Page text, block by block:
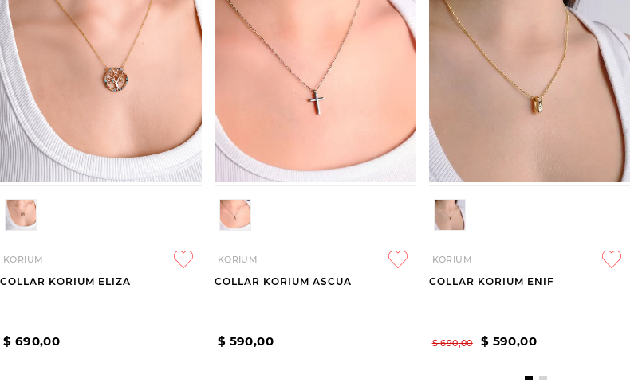
KORIUM
COLLAR KORIUM ELIZA
$ 690,00
KORIUM
COLLAR KORIUM ASCUA
$ 590,00
KORIUM
COLLAR KORIUM ENIF
$ 690,00 $ 590,00